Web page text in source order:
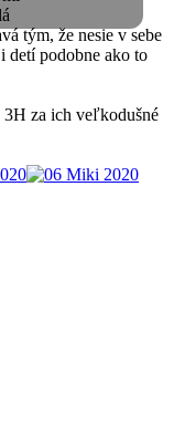
tým, že nesie v sebe
detí podobne ako to
3H za ich veľkodušné